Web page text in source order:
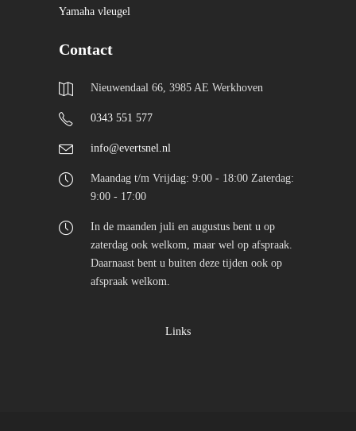
Yamaha vleugel
Contact
Nieuwendaal 66, 3985 AE Werkhoven
0343 551 577
info@evertsnel.nl
Maandag t/m Vrijdag: 9:00 - 18:00 Zaterdag:
9:00 - 17:00
In de maanden juli en augustus bent u op
zaterdag ook welkom, maar wel op afspraak.
Daarnaast bent u buiten deze tijden ook op
afspraak welkom.
Links